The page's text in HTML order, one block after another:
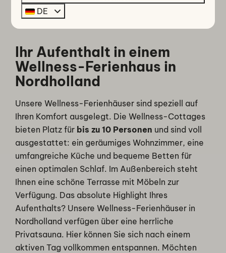
Ihr Aufenthalt in einem
Wellness-Ferienhaus in
Nordholland
Unsere Wellness-Ferienhäuser sind speziell auf
Ihren Komfort ausgelegt. Die Wellness-Cottages
bieten Platz für bis zu 10 Personen und sind voll
ausgestattet: ein geräumiges Wohnzimmer, eine
umfangreiche Küche und bequeme Betten für
einen optimalen Schlaf. Im Außenbereich steht
Ihnen eine schöne Terrasse mit Möbeln zur
Verfügung. Das absolute Highlight Ihres
Aufenthalts? Unsere Wellness-Ferienhäuser in
Nordholland verfügen über eine herrliche
Privatsauna. Hier können Sie sich nach einem
aktiven Tag vollkommen entspannen. Möchten
DE